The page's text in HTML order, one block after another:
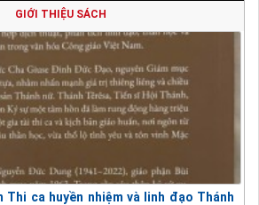
miện cho Đức Giáo Hoàng
về cơn động đất trong biến cố khổ nạn của
và những vấn đề mà người Công Giáo phải
chi tiêu, tại sao vẫn còn đói nghèo?
GIỚI THIỆU SÁCH
Thi ca huyền nhiệm và linh đạo Thánh